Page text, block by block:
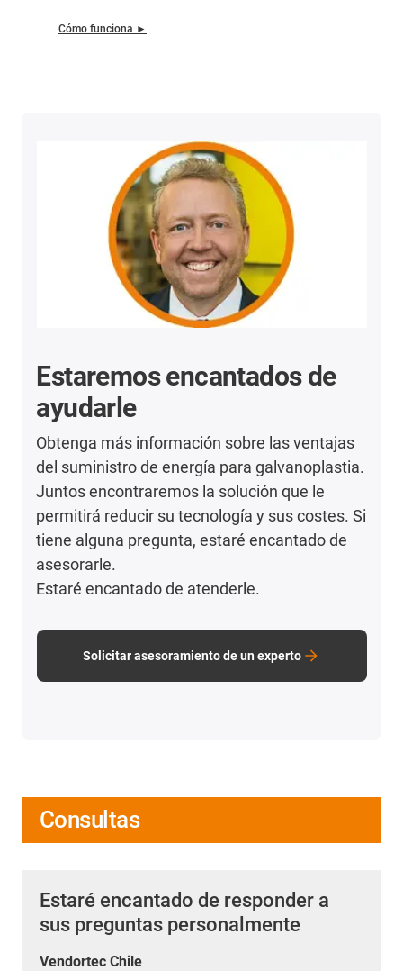
Cómo funciona ►
Estaremos encantados de
ayudarle
Obtenga más información sobre las ventajas
del suministro de energía para galvanoplastia.
Juntos encontraremos la solución que le
permitirá reducir su tecnología y sus costes. Si
tiene alguna pregunta, estaré encantado de
asesorarle.
Estaré encantado de atenderle.
Solicitar asesoramiento de un experto
Consultas
Estaré encantado de responder a
sus preguntas personalmente
Vendortec Chile